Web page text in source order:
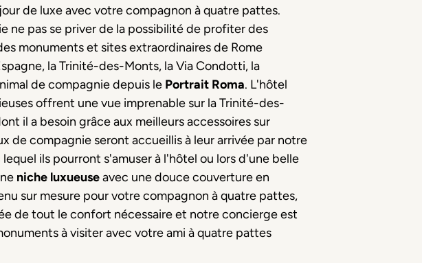
de luxe avec votre compagnon à quatre pattes.
ne pas se priver de la possibilité de profiter des
monuments et sites extraordinaires de Rome
la Trinité-des-Monts, la Via Condotti, la
de compagnie depuis le Portrait Roma. L'hôtel
offrent une vue imprenable sur la Trinité-des-
il a besoin grâce aux meilleurs accessoires sur
de compagnie seront accueillis à leur arrivée par notre
lequel ils pourront s'amuser à l'hôtel ou lors d'une belle
niche luxueuseavec une douce couverture en
sur mesure pour votre compagnon à quatre pattes,
de tout le confort nécessaire et notre concierge est
à visiter avec votre ami à quatre pattes